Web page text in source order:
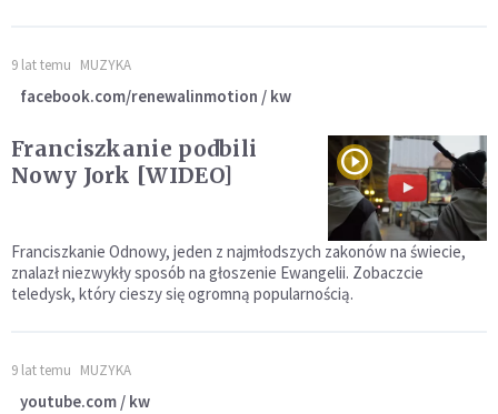
9 lat temu MUZYKA
facebook.com/renewalinmotion / kw
Franciszkanie podbili
Nowy Jork [WIDEO]
Franciszkanie Odnowy, jeden z najmłodszych zakonów na świecie,
znalazł niezwykły sposób na głoszenie Ewangelii. Zobaczcie
teledysk, który cieszy się ogromną popularnością.
9 lat temu MUZYKA
youtube.com / kw